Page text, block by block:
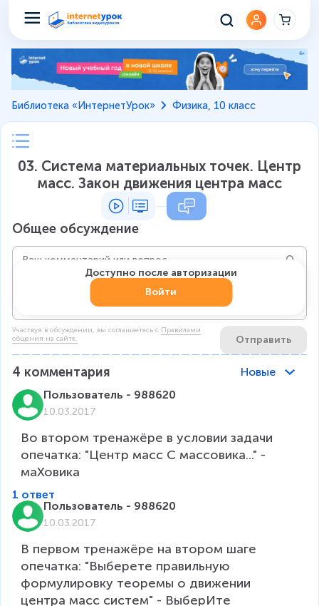
Библиотека «ИнтернетУрок» Физика, 10 класс
03. Система материальных точек. Центр
масс. Закон движения центра масс
Общее обсуждение
Участвуя в обсуждении, вы соглашаетесь c Правилами
общения на сайте.
Отправить
Доступно после авторизации
Войти
4 комментария
Новые
Пользователь - 988620
10.03.2017
Во втором тренажёре в условии задачи
опечатка: "Центр масс C массовика..." -
маХовика
1 ответ
Пользователь - 988620
10.03.2017
В первом тренажёре на втором шаге
опечатка: "Выберете правильную
формулировку теоремы о движении
центра масс систем" - ВыберИте